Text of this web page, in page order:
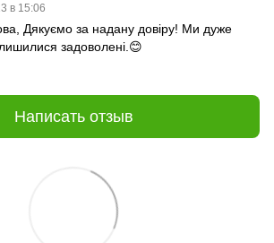
в 15:06
Дякуємо за надану довіру! Ми дуже
задоволені.😊
Написать отзыв